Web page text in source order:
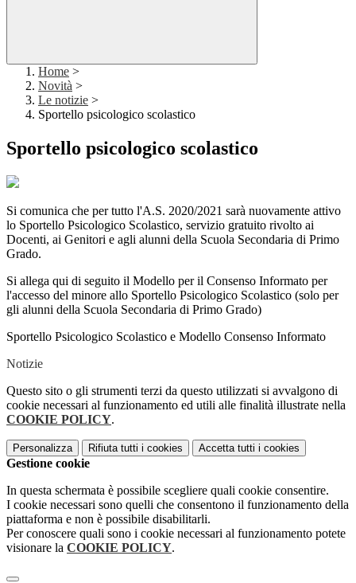
Home >
Novità >
Le notizie >
Sportello psicologico scolastico
Sportello psicologico scolastico
Si comunica che per tutto l'A.S. 2020/2021 sarà nuovamente attivo
lo Sportello Psicologico Scolastico, servizio gratuito rivolto ai
Docenti, ai Genitori e agli alunni della Scuola Secondaria di Primo
Grado.
Si allega qui di seguito il Modello per il Consenso Informato per
l'accesso del minore allo Sportello Psicologico Scolastico (solo per
gli alunni della Scuola Secondaria di Primo Grado)
Sportello Psicologico Scolastico e Modello Consenso Informato
Notizie
Questo sito o gli strumenti terzi da questo utilizzati si avvalgono di
cookie necessari al funzionamento ed utili alle finalità illustrate nella
COOKIE POLICY.
Personalizza Rifiuta tutti i cookies Accetta tutti i cookies
Gestione cookie
In questa schermata è possibile scegliere quali cookie consentire.
I cookie necessari sono quelli che consentono il funzionamento della
piattaforma e non è possibile disabilitarli.
Per conoscere quali sono i cookie necessari al funzionamento potete
visionare la COOKIE POLICY.